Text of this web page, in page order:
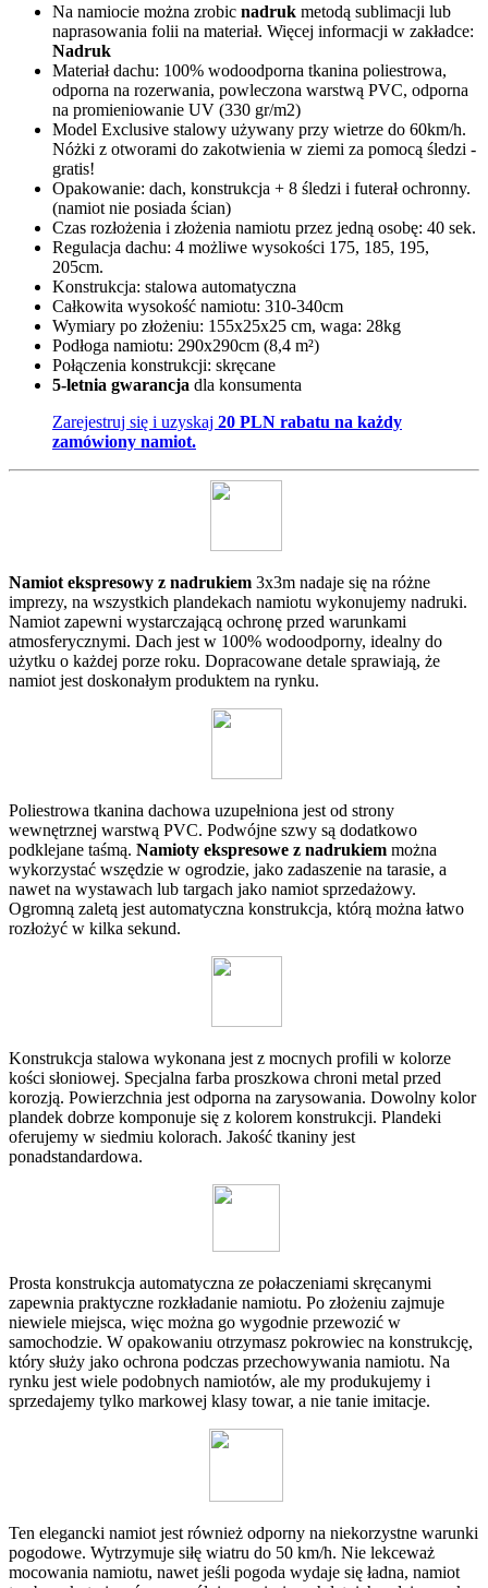
Na namiocie można zrobic nadruk metodą sublimacji lub
naprasowania folii na materiał. Więcej informacji w zakładce:
Nadruk
Materiał dachu: 100% wodoodporna tkanina poliestrowa,
odporna na rozerwania, powleczona warstwą PVC, odporna
na promieniowanie UV (330 gr/m2)
Model Exclusive stalowy używany przy wietrze do 60km/h.
Nóżki z otworami do zakotwienia w ziemi za pomocą śledzi -
gratis!
Opakowanie: dach, konstrukcja + 8 śledzi i futerał ochronny.
(namiot nie posiada ścian)
Czas rozłożenia i złożenia namiotu przez jedną osobę: 40 sek.
Regulacja dachu: 4 możliwe wysokości 175, 185, 195,
205cm.
Konstrukcja: stalowa automatyczna
Całkowita wysokość namiotu: 310-340cm
Wymiary po złożeniu: 155x25x25 cm, waga: 28kg
Podłoga namiotu: 290x290cm (8,4 m²)
Połączenia konstrukcji: skręcane
5-letnia gwarancja dla konsumenta
Zarejestruj się i uzyskaj 20 PLN rabatu na każdy
zamówiony namiot.
Namiot ekspresowy z nadrukiem 3x3m nadaje się na różne
imprezy, na wszystkich plandekach namiotu wykonujemy nadruki.
Namiot zapewni wystarczającą ochronę przed warunkami
atmosferycznymi. Dach jest w 100% wodoodporny, idealny do
użytku o każdej porze roku. Dopracowane detale sprawiają, że
namiot jest doskonałym produktem na rynku.
Poliestrowa tkanina dachowa uzupełniona jest od strony
wewnętrznej warstwą PVC. Podwójne szwy są dodatkowo
podklejane taśmą. Namioty ekspresowe z nadrukiem można
wykorzystać wszędzie w ogrodzie, jako zadaszenie na tarasie, a
nawet na wystawach lub targach jako namiot sprzedażowy.
Ogromną zaletą jest automatyczna konstrukcja, którą można łatwo
rozłożyć w kilka sekund.
Konstrukcja stalowa wykonana jest z mocnych profili w kolorze
kości słoniowej. Specjalna farba proszkowa chroni metal przed
korozją. Powierzchnia jest odporna na zarysowania. Dowolny kolor
plandek dobrze komponuje się z kolorem konstrukcji. Plandeki
oferujemy w siedmiu kolorach. Jakość tkaniny jest
ponadstandardowa.
Prosta konstrukcja automatyczna ze połaczeniami skręcanymi
zapewnia praktyczne rozkładanie namiotu. Po złożeniu zajmuje
niewiele miejsca, więc można go wygodnie przewozić w
samochodzie. W opakowaniu otrzymasz pokrowiec na konstrukcję,
który służy jako ochrona podczas przechowywania namiotu. Na
rynku jest wiele podobnych namiotów, ale my produkujemy i
sprzedajemy tylko markowej klasy towar, a nie tanie imitacje.
Ten elegancki namiot jest również odporny na niekorzystne warunki
pogodowe. Wytrzymuje siłę wiatru do 50 km/h. Nie lekceważ
mocowania namiotu, nawet jeśli pogoda wydaje się ładna, namiot